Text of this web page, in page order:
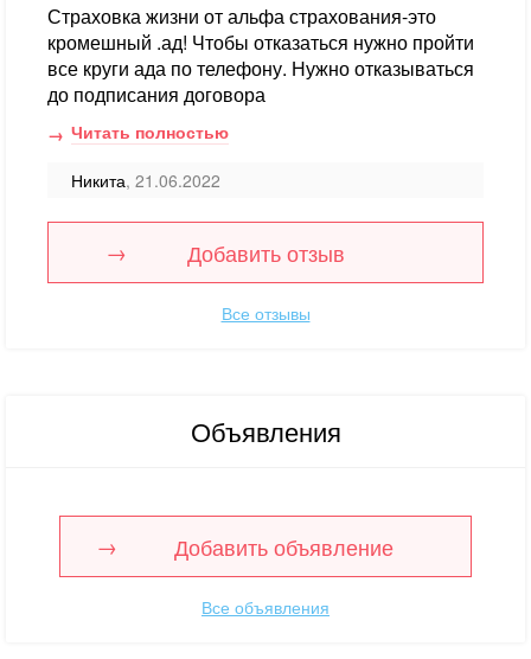
Страховка жизни от альфа страхования-это
кромешный .ад! Чтобы отказаться нужно пройти
все круги ада по телефону. Нужно отказываться
до подписания договора
Читать полностью
Никита, 21.06.2022
Добавить отзыв
Все отзывы
Объявления
Добавить объявление
Все объявления